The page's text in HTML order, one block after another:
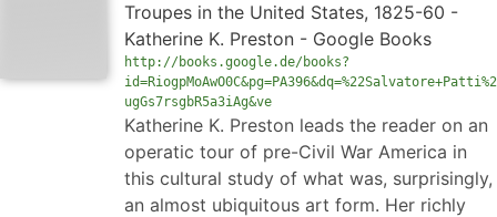
Troupes in the United States, 1825-60 -
Katherine K. Preston - Google Books
http://books.google.de/books?
ugGs7rsgbR5a3iAg&ve
Katherine K. Preston leads the reader on an
operatic tour of pre-Civil War America in
this cultural study of what was, surprisingly,
an almost ubiquitous art form. Her richly